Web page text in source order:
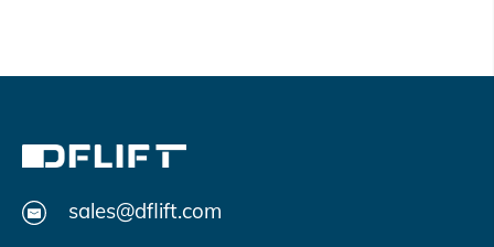
sales@dflift.com